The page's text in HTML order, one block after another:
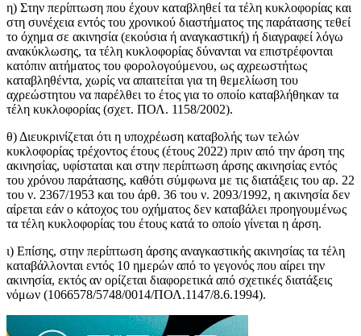
η) Στην περίπτωση που έχουν καταβληθεί τα τέλη κυκλοφορίας και
στη συνέχεια εντός του χρονικού διαστήματος της παράτασης τεθεί
το όχημα σε ακινησία (εκούσια ή αναγκαστική) ή διαγραφεί λόγω
ανακύκλωσης, τα τέλη κυκλοφορίας δύνανται να επιστρέφονται
κατόπιν αιτήματος του φορολογούμενου, ως αχρεωστήτως
καταβληθέντα, χωρίς να απαιτείται για τη θεμελίωση του
αχρεώστητου να παρέλθει το έτος για το οποίο καταβλήθηκαν τα
τέλη κυκλοφορίας (σχετ. ΠΟΛ. 1158/2002).
θ) Διευκρινίζεται ότι η υποχρέωση καταβολής των τελών
κυκλοφορίας τρέχοντος έτους (έτους 2022) πριν από την άρση της
ακινησίας, υφίσταται και στην περίπτωση άρσης ακινησίας εντός
του χρόνου παράτασης, καθότι σύμφωνα με τις διατάξεις του αρ. 22
του ν. 2367/1953 και του άρθ. 36 του ν. 2093/1992, η ακινησία δεν
αίρεται εάν ο κάτοχος του οχήματος δεν καταβάλει προηγουμένως
τα τέλη κυκλοφορίας του έτους κατά το οποίο γίνεται η άρση.
ι) Επίσης, στην περίπτωση άρσης αναγκαστικής ακινησίας τα τέλη
καταβάλλονται εντός 10 ημερών από το γεγονός που αίρει την
ακινησία, εκτός αν ορίζεται διαφορετικά από σχετικές διατάξεις
νόμων (1066578/5748/0014/ΠΟΛ.1147/8.6.1994).